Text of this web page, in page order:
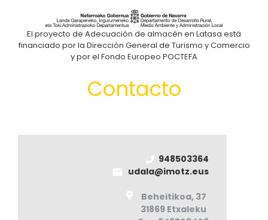
El proyecto de Adecuación de almacén en Latasa está
financiado por la Dirección General de Turismo y Comercio
y por el Fondo Europeo POCTEFA
Contacto
948503364
udala@imotz.eus
Beheitikoa, 37
31869 Etxaleku